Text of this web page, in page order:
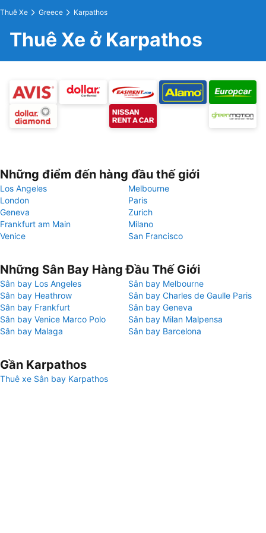
Thuê Xe Greece Karpathos
Thuê Xe ở Karpathos
Những điểm đến hàng đầu thế giới
Los Angeles
Melbourne
London
Paris
Geneva
Zurich
Frankfurt am Main
Milano
Venice
San Francisco
Những Sân Bay Hàng Đầu Thế Giới
Sân bay Los Angeles
Sân bay Melbourne
Sân bay Heathrow
Sân bay Charles de Gaulle Paris
Sân bay Frankfurt
Sân bay Geneva
Sân bay Venice Marco Polo
Sân bay Milan Malpensa
Sân bay Malaga
Sân bay Barcelona
Gần Karpathos
Thuê xe Sân bay Karpathos